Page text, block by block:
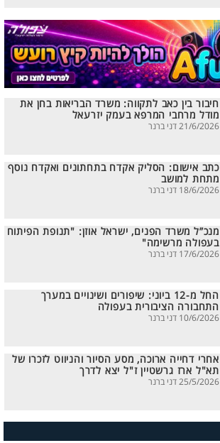
חיבור בין כאב לתקווה: משרד הבריאות בחן את
מודל מרחבי המרפא בעמק יזרעאל
21/6/2026 דני ברנר
כתב אישום: הסליק אקדח בתחתונים ואקדח נוסף
מתחת למושב
18/6/2026 דני ברנר
מנכ”ל משרד הפנים, ישראל אוזן: "תנופת הפיתוח
בעפולה מרשימה"
17/6/2026 דני ברנר
החל מ-12 ביוני: שיפורים ושינויים במערך
התחבורה הציבורית בעפולה
10/6/2026 דני ברנר
אחרי דחייה ארוכה, מסע הסיור והניווט לזכרו של
תא"ל ארז גרשטיין ז"ל יצא לדרך
25/5/2026 דני ברנר